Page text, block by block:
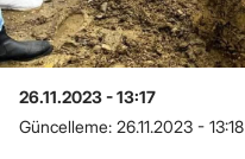
26.11.2023 - 13:17
Güncelleme: 26.11.2023 - 13:18